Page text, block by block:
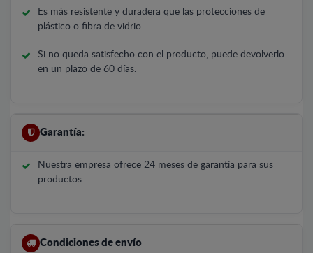
Es más resistente y duradera que las protecciones de
plástico o fibra de vidrio.
Si no queda satisfecho con el producto, puede devolverlo
en un plazo de 60 días.
Garantía:
Nuestra empresa ofrece 24 meses de garantía para sus
productos.
Condiciones de envío